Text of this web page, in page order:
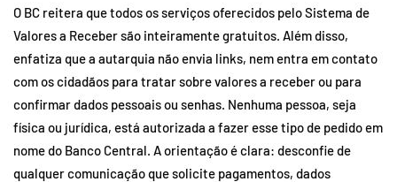
O BC reitera que todos os serviços oferecidos pelo Sistema de
Valores a Receber são inteiramente gratuitos. Além disso,
enfatiza que a autarquia não envia links, nem entra em contato
com os cidadãos para tratar sobre valores a receber ou para
confirmar dados pessoais ou senhas. Nenhuma pessoa, seja
física ou jurídica, está autorizada a fazer esse tipo de pedido em
nome do Banco Central. A orientação é clara: desconfie de
qualquer comunicação que solicite pagamentos, dados